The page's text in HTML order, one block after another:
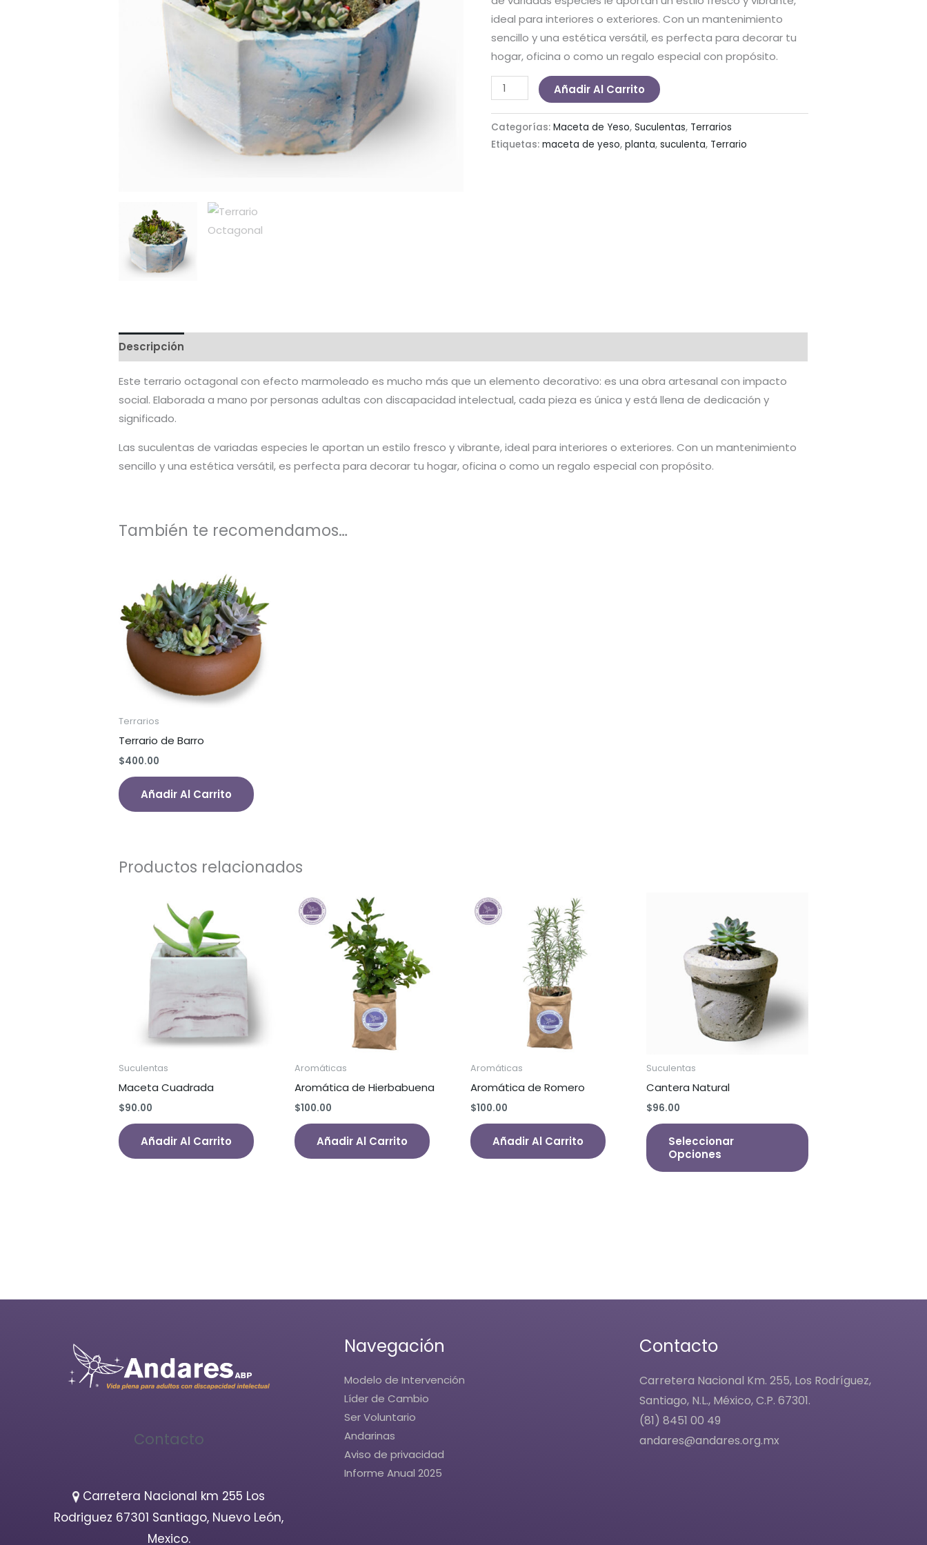
ideal para interiores o exteriores. Con un mantenimiento
sencillo y una estética versátil, es perfecta para decorar tu
hogar, oficina o como un regalo especial con propósito.
Terrario
Octagonal
cantidad
Añadir Al Carrito
Categorías: Maceta de Yeso, Suculentas, Terrarios
Etiquetas: maceta de yeso, planta, suculenta, Terrario
Descripción
Este terrario octagonal con efecto marmoleado es mucho más que un elemento decorativo: es una obra artesanal con impacto
social. Elaborada a mano por personas adultas con discapacidad intelectual, cada pieza es única y está llena de dedicación y
significado.
Las suculentas de variadas especies le aportan un estilo fresco y vibrante, ideal para interiores o exteriores. Con un mantenimiento
sencillo y una estética versátil, es perfecta para decorar tu hogar, oficina o como un regalo especial con propósito.
También te recomendamos…
Terrarios
Terrario de Barro
$400.00
Añadir Al Carrito
Productos relacionados
Suculentas
Maceta Cuadrada
$90.00
Añadir Al Carrito
Aromáticas
Aromática de Hierbabuena
$100.00
Añadir Al Carrito
Aromáticas
Aromática de Romero
$100.00
Añadir Al Carrito
Suculentas
Cantera Natural
$96.00
Seleccionar
Opciones
tiene
producto
Contacto
Carretera Nacional km 255 Los
Rodriguez 67301 Santiago, Nuevo León,
Mexico.
Navegación
Modelo de Intervención
Líder de Cambio
Ser Voluntario
Andarinas
Aviso de privacidad
Informe Anual 2025
Contacto
Carretera Nacional Km. 255, Los Rodríguez,
Santiago, N.L., México, C.P. 67301.
(81) 8451 00 49
andares@andares.org.mx